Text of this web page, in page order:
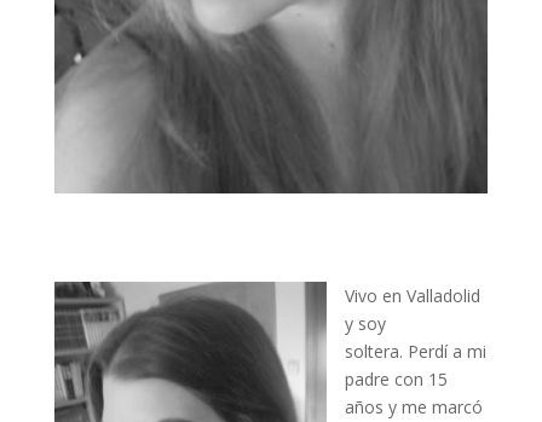
Vivo en Valladolid
y soy
soltera. Perdí a mi
padre con 15
años y me marcó